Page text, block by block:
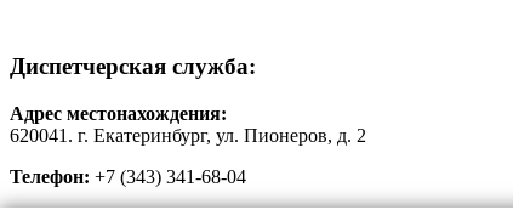
Диспетчерская служба:
Адрес местонахождения:
620041. г. Екатеринбург, ул. Пионеров, д. 2
Телефон: +7 (343) 341-68-04